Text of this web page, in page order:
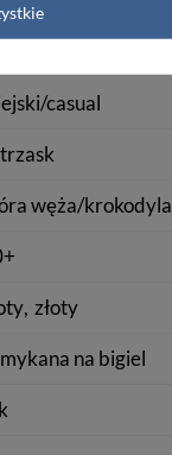
casual
węża/krokodyla
złoty
na bigiel